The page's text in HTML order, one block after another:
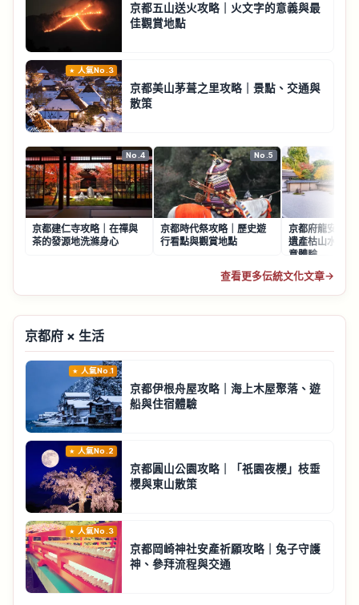
京都五山送火攻略｜火文字的意義與最
佳觀賞地點
人氣No.3
京都美山茅葺之里攻略｜景點、交通與
散策
No.4
京都建仁寺攻略｜在禪與
茶的發源地洗滌身心
No.5
京都時代祭攻略｜歷史遊
行看點與觀賞地點
京都府龍安寺攻
遺產枯山水石庭
意體驗
查看更多伝統文化文章→
京都府 × 生活
人氣No.1
京都伊根舟屋攻略｜海上木屋聚落、遊
船與住宿體驗
人氣No.2
京都圓山公園攻略｜「祇園夜櫻」枝垂
櫻與東山散策
人氣No.3
京都岡崎神社安產祈願攻略｜兔子守護
神、參拜流程與交通